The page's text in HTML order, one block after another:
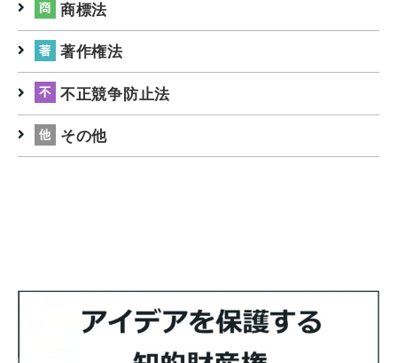
商標法
著作権法
不正競争防止法
その他